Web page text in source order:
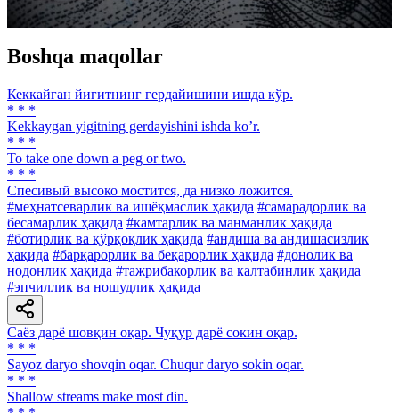
Boshqa maqollar
Кеккайган йигитнинг гердайишини ишда кўр.
* * *
Kekkaygan yigitning gerdayishini ishda koʼr.
* * *
To take one down a peg or two.
* * *
Спесивый высоко мостится, да низко ложится.
#меҳнатсеварлик ва ишёқмаслик ҳақида #самарадорлик ва
бесамарлик ҳақида #камтарлик ва манманлик ҳақида
#ботирлик ва қўрқоқлик ҳақида #андиша ва андишасизлик
ҳақида #барқарорлик ва беқарорлик ҳақида #донолик ва
нодонлик ҳақида #тажрибакорлик ва калтабинлик ҳақида
#эпчиллик ва ношудлик ҳақида
Саёз дарё шовқин оқар. Чуқур дарё сокин оқар.
* * *
Sayoz daryo shovqin oqar. Chuqur daryo sokin oqar.
* * *
Shallow streams make most din.